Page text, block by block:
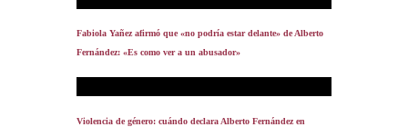
Fabiola Yañez afirmó que «no podría estar delante» de Alberto
Fernández: «Es como ver a un abusador»
Violencia de género: cuándo declara Alberto Fernández en